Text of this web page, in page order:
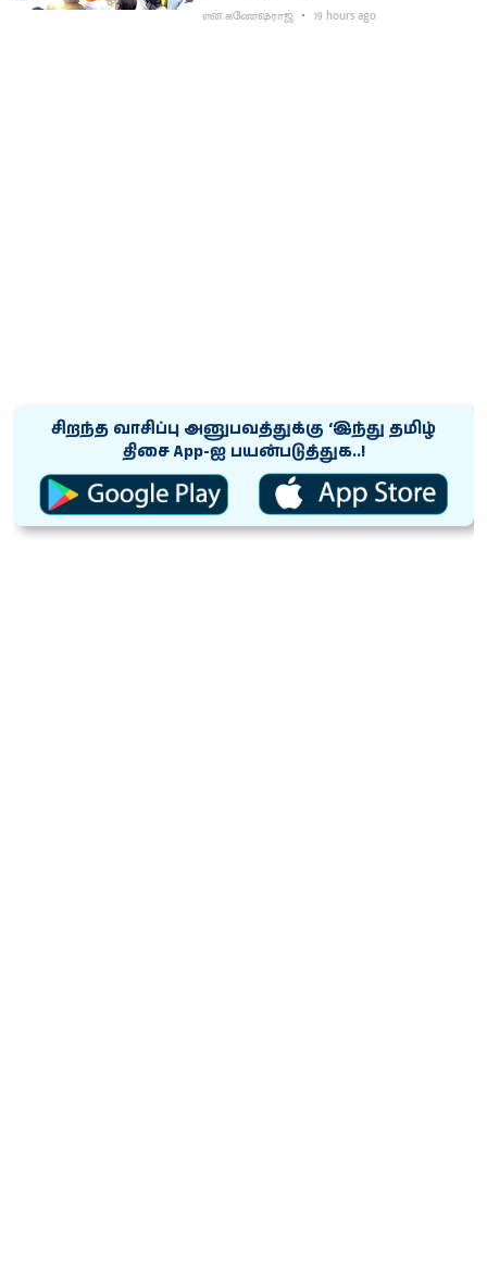
என்.கணேஷ்ராஜ் 19 hours ago
சிறந்த வாசிப்பு அனுபவத்துக்கு ‘இந்து தமிழ்
திசை App-ஐ பயன்படுத்துக..!